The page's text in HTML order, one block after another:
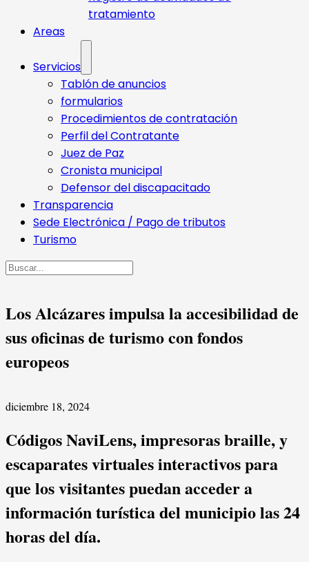
tratamiento
Areas
Servicios
Tablón de anuncios
formularios
Procedimientos de contratación
Perfil del Contratante
Juez de Paz
Cronista municipal
Defensor del discapacitado
Transparencia
Sede Electrónica / Pago de tributos
Turismo
Buscar
Los Alcázares impulsa la accesibilidad de
sus oficinas de turismo con fondos
europeos
diciembre 18, 2024
Códigos NaviLens, impresoras braille, y
escaparates virtuales interactivos para
que los visitantes puedan acceder a
información turística del municipio las 24
horas del día.